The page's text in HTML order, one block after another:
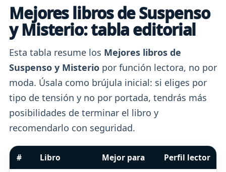
Mejores libros de Suspenso
y Misterio: tabla editorial
Esta tabla resume los Mejores libros de
Suspenso y Misterio por función lectora, no por
moda. Úsala como brújula inicial: si eliges por
tipo de tensión y no por portada, tendrás más
posibilidades de terminar el libro y
recomendarlo con seguridad.
# Libro Mejor para Perfil lector